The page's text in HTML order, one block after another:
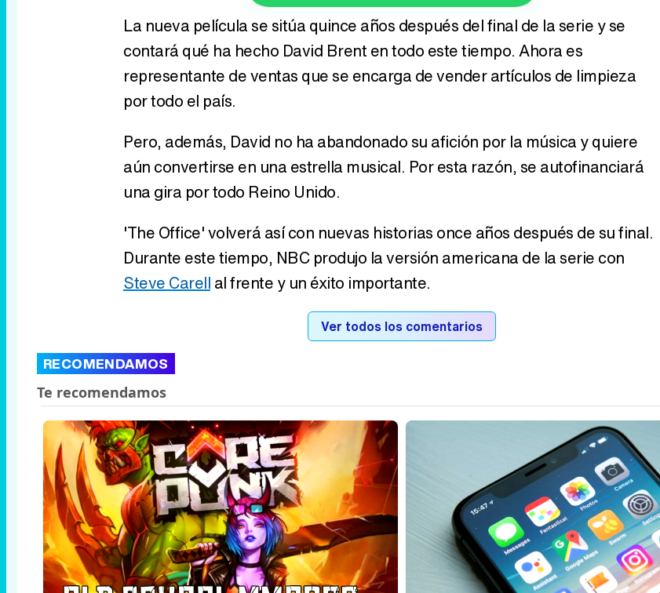
La nueva película se sitúa quince años después del final de la serie y se
contará qué ha hecho David Brent en todo este tiempo. Ahora es
representante de ventas que se encarga de vender artículos de limpieza
por todo el país.
Pero, además, David no ha abandonado su afición por la música y quiere
aún convertirse en una estrella musical. Por esta razón, se autofinanciará
una gira por todo Reino Unido.
'The Office' volverá así con nuevas historias once años después de su final.
Durante este tiempo, NBC produjo la versión americana de la serie con
Steve Carell al frente y un éxito importante.
Ver todos los comentarios
RECOMENDAMOS